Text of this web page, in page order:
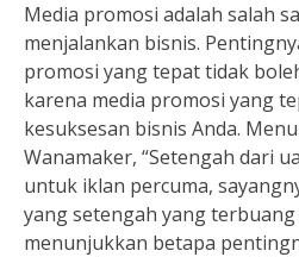
Media promosi adalah salah
menjalankan bisnis.
promosi yang tepat tidak
karena media promosi yang
kesuksesan bisnis Anda.
Wanamaker, “Setengah dari
untuk iklan percuma,
yang setengah yang terbuang
menunjukkan betapa